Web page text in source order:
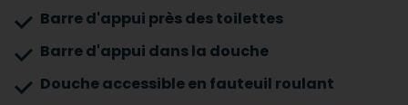
Barre d'appui près des toilettes
Barre d'appui dans la douche
Douche accessible en fauteuil roulant